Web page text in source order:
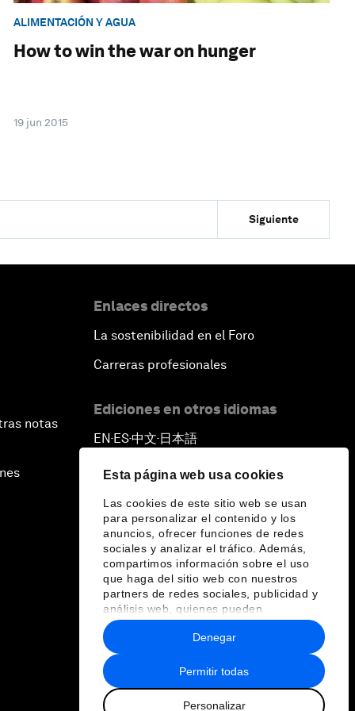
Esta página web usa cookies
Las cookies de este sitio web se usan
para personalizar el contenido y los
anuncios, ofrecer funciones de redes
sociales y analizar el tráfico. Además,
compartimos información sobre el uso
que haga del sitio web con nuestros
partners de redes sociales, publicidad y
análisis web, quienes pueden
combinarla con otra información que les
haya proporcionado o que hayan
recopilado a partir del uso que haya
hecho de sus servicios.
Permitir todas
Personalizar
Denegar
ALIMENTACIÓN Y AGUA
How to win the war on hunger
19 jun 2015
Siguiente
notas
Enlaces directos
La sostenibilidad en el Foro
Carreras profesionales
Ediciones en otros idiomas
EN ▪ES▪中文▪ 日本語